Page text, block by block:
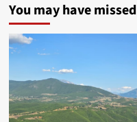
You may have missed